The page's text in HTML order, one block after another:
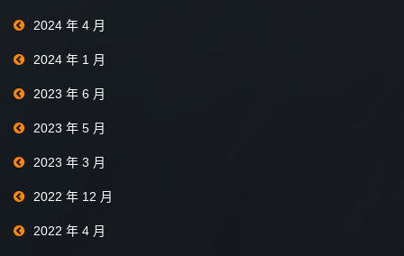
2024 年 4 月
2024 年 1 月
2023 年 6 月
2023 年 5 月
2023 年 3 月
2022 年 12 月
2022 年 4 月